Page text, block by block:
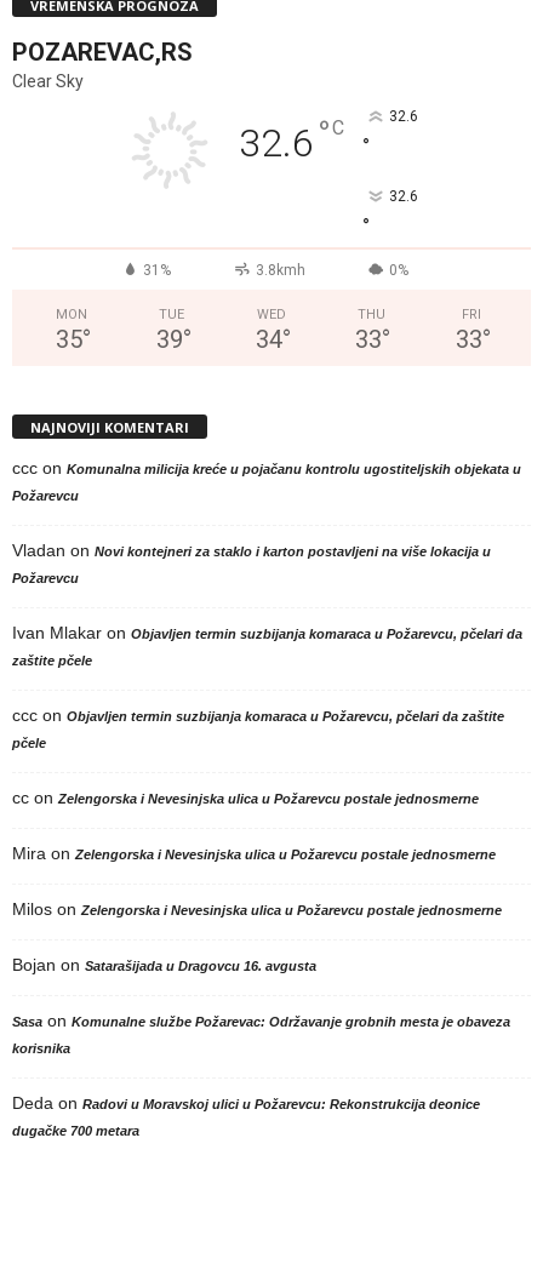
VREMENSKA PROGNOZA
POZAREVAC,RS
Clear Sky
32.6 °C 32.6
°
32.6
°
31% 3.8kmh 0%
MON
35°
TUE
39°
WED
34°
THU
33°
FRI
33°
NAJNOVIJI KOMENTARI
ccc on Komunalna milicija kreće u pojačanu kontrolu ugostiteljskih objekata u
Požarevcu
Vladan on Novi kontejneri za staklo i karton postavljeni na više lokacija u
Požarevcu
Ivan Mlakar on Objavljen termin suzbijanja komaraca u Požarevcu, pčelari da
zaštite pčele
ccc on Objavljen termin suzbijanja komaraca u Požarevcu, pčelari da zaštite
pčele
cc on Zelengorska i Nevesinjska ulica u Požarevcu postale jednosmerne
Mira on Zelengorska i Nevesinjska ulica u Požarevcu postale jednosmerne
Milos on Zelengorska i Nevesinjska ulica u Požarevcu postale jednosmerne
Bojan on Satarašijada u Dragovcu 16. avgusta
Sasa on Komunalne službe Požarevac: Održavanje grobnih mesta je obaveza
korisnika
Deda on Radovi u Moravskoj ulici u Požarevcu: Rekonstrukcija deonice
dugačke 700 metara